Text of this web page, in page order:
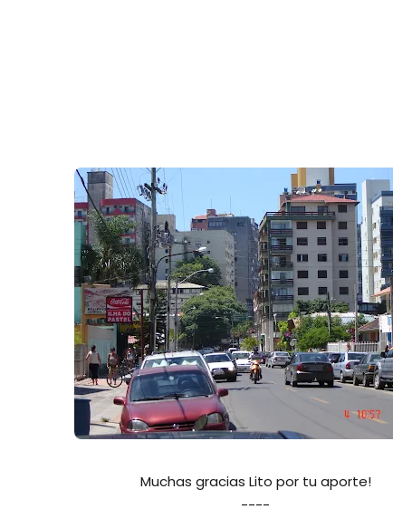
Muchas gracias Lito por tu aporte!
----